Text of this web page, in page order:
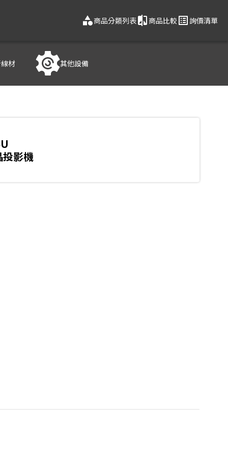
category商品分類列表compare商品比較 list_alt 詢價清單
材 其他設備
投影機